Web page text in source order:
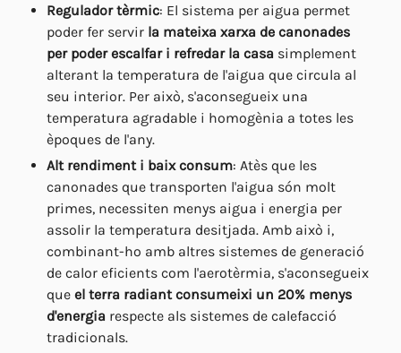
Regulador tèrmic: El sistema per aigua permet
poder fer servir la mateixa xarxa de canonades
per poder escalfar i refredar la casa simplement
alterant la temperatura de l'aigua que circula al
seu interior. Per això, s'aconsegueix una
temperatura agradable i homogènia a totes les
èpoques de l'any.
Alt rendiment i baix consum: Atès que les
canonades que transporten l'aigua són molt
primes, necessiten menys aigua i energia per
assolir la temperatura desitjada. Amb això i,
combinant-ho amb altres sistemes de generació
de calor eficients com l'aerotèrmia, s'aconsegueix
que el terra radiant consumeixi un 20% menys
d'energia respecte als sistemes de calefacció
tradicionals.